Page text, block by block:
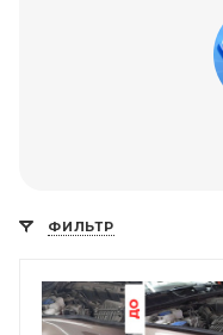
ФИЛЬТР